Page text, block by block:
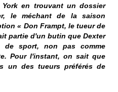
en trouvant un dossier
le méchant de la saison
« Don Frampt, le tueur de
partie d'un butin que Dexter
sport, non pas comme
Pour l'instant, on sait que
un des tueurs préférés de